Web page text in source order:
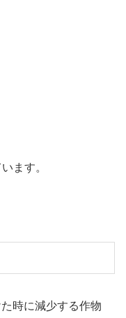
ます。
時に減少する作物